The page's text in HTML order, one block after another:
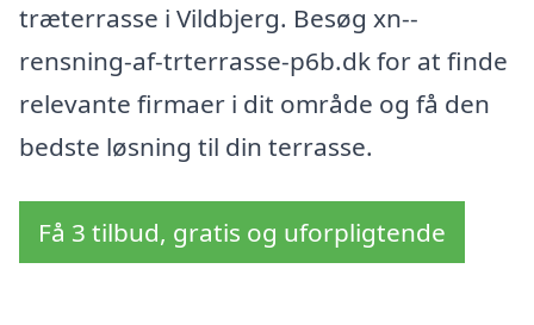
træterrasse i Vildbjerg. Besøg xn--
rensning-af-trterrasse-p6b.dk for at finde
relevante firmaer i dit område og få den
bedste løsning til din terrasse.
Få 3 tilbud, gratis og uforpligtende